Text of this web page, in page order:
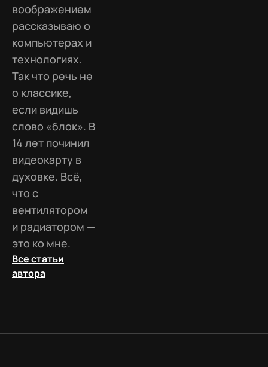
воображением
рассказываю о
компьютерах и
технологиях.
Так что речь не
о классике,
если видишь
слово «блок». В
14 лет починил
видеокарту в
духовке. Всё,
что с
вентилятором
и радиатором —
это ко мне.
Все статьи
автора